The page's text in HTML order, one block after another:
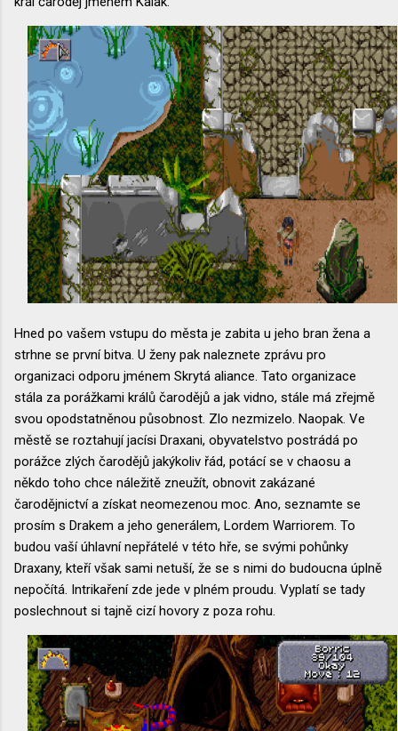
Hned po vašem vstupu do města je zabita u jeho bran žena a
strhne se první bitva. U ženy pak naleznete zprávu pro
organizaci odporu jménem Skrytá aliance. Tato organizace
stála za porážkami králů čarodějů a jak vidno, stále má zřejmě
svou opodstatněnou působnost. Zlo nezmizelo. Naopak. Ve
městě se roztahují jacísi Draxani, obyvatelstvo postrádá po
porážce zlých čarodějů jakýkoliv řád, potácí se v chaosu a
někdo toho chce náležitě zneužít, obnovit zakázané
čarodějnictví a získat neomezenou moc. Ano, seznamte se
prosím s Drakem a jeho generálem, Lordem Warriorem. To
budou vaší úhlavní nepřátelé v této hře, se svými pohůnky
Draxany, kteří však sami netuší, že se s nimi do budoucna úplně
nepočítá. Intrikaření zde jede v plném proudu. Vyplatí se tady
poslechnout si tajně cizí hovory z poza rohu.